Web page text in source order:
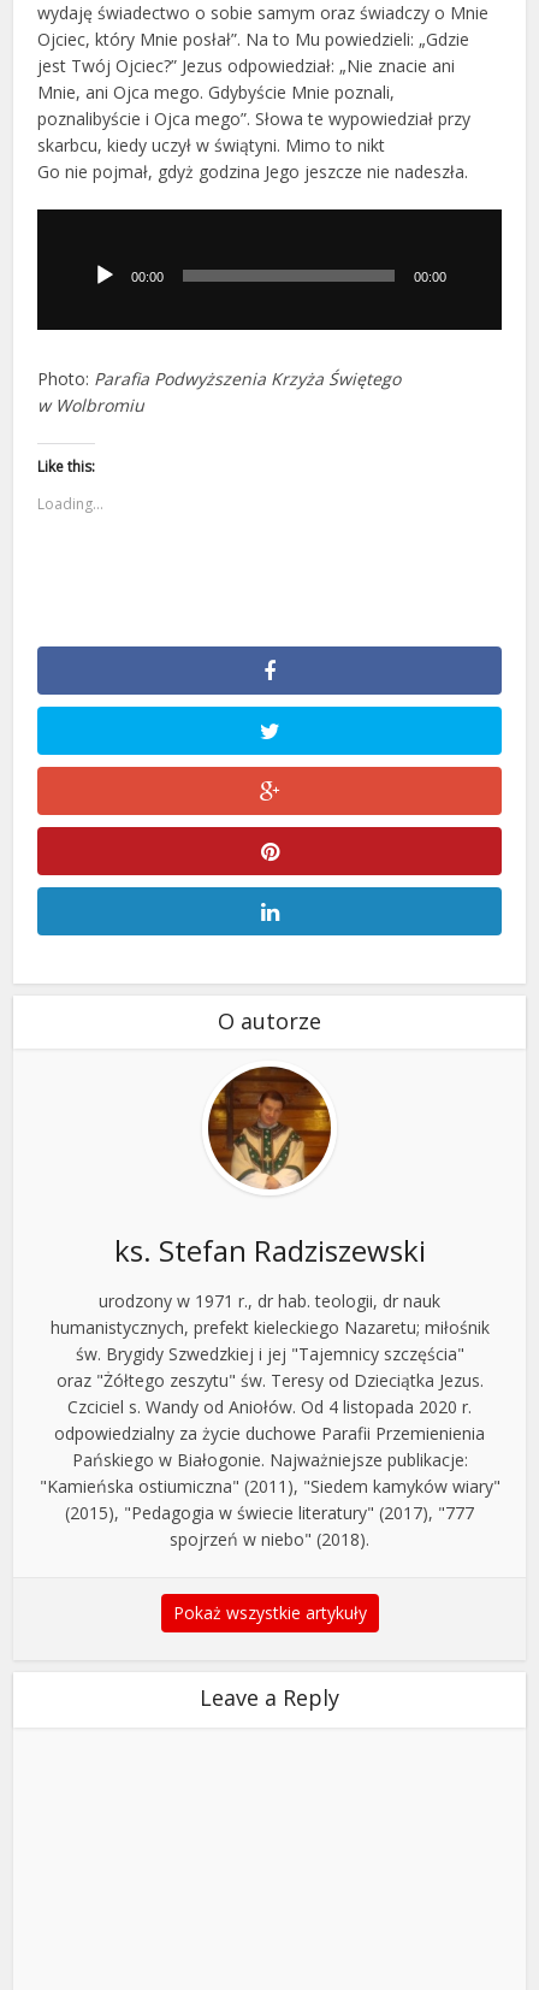
wydaję świadectwo o sobie samym oraz świadczy o Mnie
Ojciec, który Mnie posłał”. Na to Mu powiedzieli: „Gdzie
jest Twój Ojciec?” Jezus odpowiedział: „Nie znacie ani
Mnie, ani Ojca mego. Gdybyście Mnie poznali,
poznalibyście i Ojca mego”. Słowa te wypowiedział przy
skarbcu, kiedy uczył w świątyni. Mimo to nikt
Go nie pojmał, gdyż godzina Jego jeszcze nie nadeszła.
dźwiękowych00:00 00:00
Photo: Parafia Podwyższenia Krzyża Świętego
w Wolbromiu
Like this:
Loading...
O autorze
ks. Stefan Radziszewski
urodzony w 1971 r., dr hab. teologii, dr nauk
humanistycznych, prefekt kieleckiego Nazaretu; miłośnik
św. Brygidy Szwedzkiej i jej "Tajemnicy szczęścia"
oraz "Żółtego zeszytu" św. Teresy od Dzieciątka Jezus.
Czciciel s. Wandy od Aniołów. Od 4 listopada 2020 r.
odpowiedzialny za życie duchowe Parafii Przemienienia
Pańskiego w Białogonie. Najważniejsze publikacje:
"Kamieńska ostiumiczna" (2011), "Siedem kamyków wiary"
(2015), "Pedagogia w świecie literatury" (2017), "777
spojrzeń w niebo" (2018).
Pokaż wszystkie artykuły
Leave a Reply